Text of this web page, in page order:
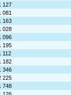
127
081
163
028
096
195
112
182
346
225
748